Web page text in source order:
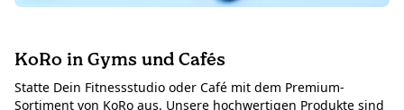
KoRo in Gyms und Cafés
Statte Dein Fitnessstudio oder Café mit dem Premium-
Sortiment von KoRo aus. Unsere hochwertigen Produkte sind